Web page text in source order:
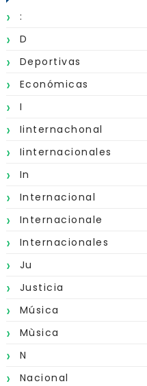
:
D
Deportivas
Económicas
I
Iinternachonal
Iinternacionales
In
Internacional
Internacionale
Internacionales
Ju
Justicia
Música
Mùsica
N
Nacional